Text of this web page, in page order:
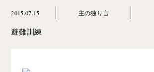
2015.07.15 主の独り言
避難訓練